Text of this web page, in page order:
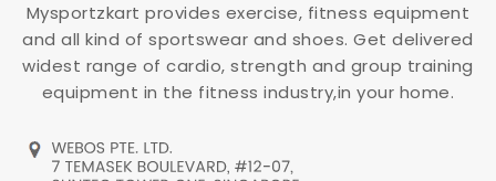
Mysportzkart provides exercise, fitness equipment
and all kind of sportswear and shoes. Get delivered
widest range of cardio, strength and group training
equipment in the fitness industry,in your home.